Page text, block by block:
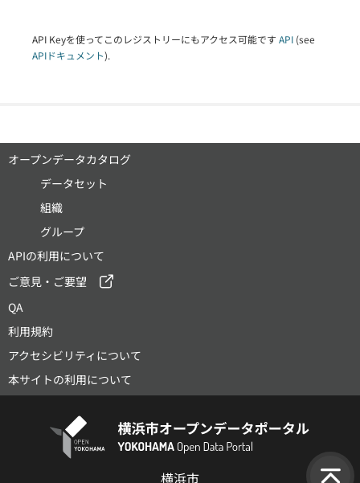
API Keyを使ってこのレジストリーにもアクセス可能です API (see
APIドキュメント).
オープンデータカタログ
データセット
組織
グループ
APIの利用について
ご意見・ご要望
QA
利用規約
アクセシビリティについて
本サイトの利用について
横浜市